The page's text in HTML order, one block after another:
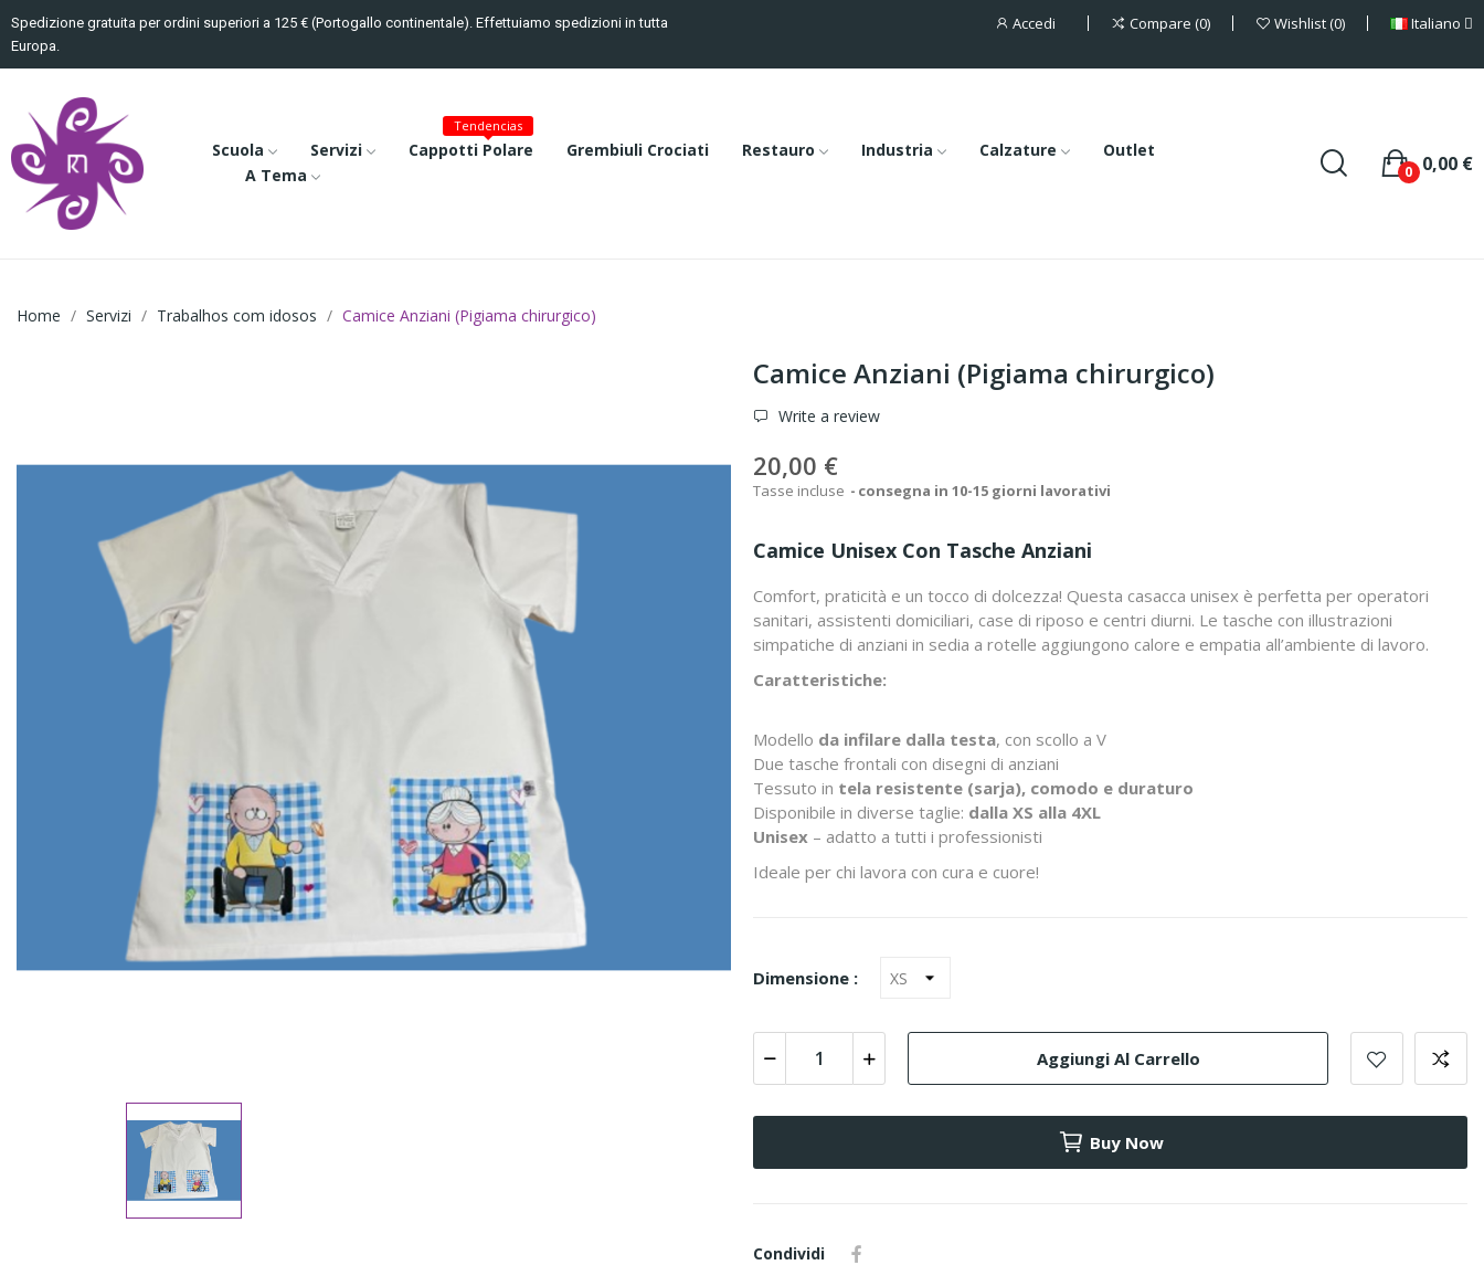
Spedizione gratuita per ordini superiori a 125 € (Portogallo continentale). Effettuiamo spedizioni in tutta
Europa.
Accedi Compare 0 Wishlist 0 Italiano
Scuola Servizi Cappotti Polare
Tendencias
Grembiuli Crociati Restauro Industria Calzature
Outlet
A Tema
0,00 €
0
Home Servizi Trabalhos com idosos Camice Anziani (Pigiama chirurgico)
Camice Anziani (Pigiama chirurgico)
Write a review
20,00 €
Tasse incluse consegna in 10-15 giorni lavorativi
Camice Unisex Con Tasche Anziani
Comfort, praticità e un tocco di dolcezza! Questa casacca unisex è perfetta per operatori
sanitari, assistenti domiciliari, case di riposo e centri diurni. Le tasche con illustrazioni
simpatiche di anziani in sedia a rotelle aggiungono calore e empatia all’ambiente di lavoro.
Caratteristiche:
Modello da infilare dalla testa, con scollo a V
Due tasche frontali con disegni di anziani
Tessuto in tela resistente (sarja), comodo e duraturo
Disponibile in diverse taglie: dalla XS alla 4XL
Unisex – adatto a tutti i professionisti
Ideale per chi lavora con cura e cuore!
Dimensione :
Aggiungi Al Carrello
Buy Now
Condividi